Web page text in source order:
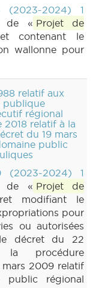
(2023-2024) 1
de « Projet de
contenant le
wallonne pour
relatif aux
publique
régional
relatif à la
du 19 mars
public
(2023-2024) 1
de « Projet de
modifiant le
pour
ou autorisées
décret du 22
procédure
2009 relatif
public régional